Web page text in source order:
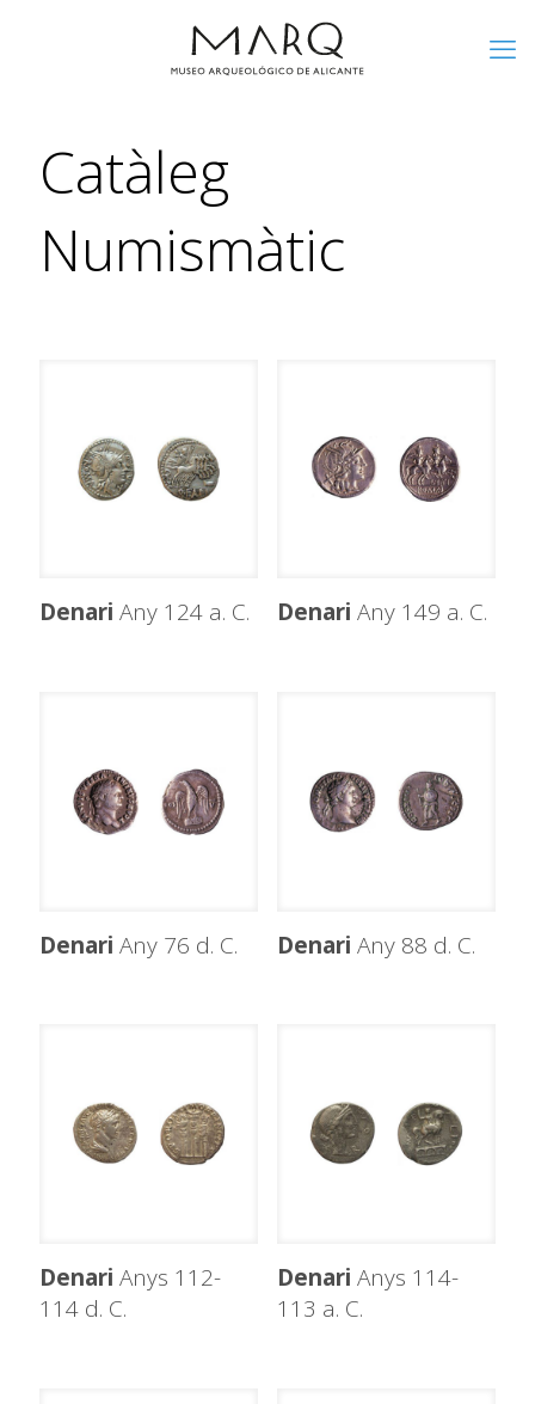
Catàleg
Numismàtic
Denari Any 124 a. C. Denari Any 149 a. C.
Denari Any 76 d. C. Denari Any 88 d. C.
Denari Anys 112-
114 d. C.
Denari Anys 114-
113 a. C.